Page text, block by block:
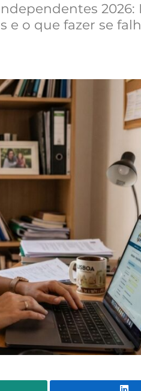
2026:
e o que fazer se